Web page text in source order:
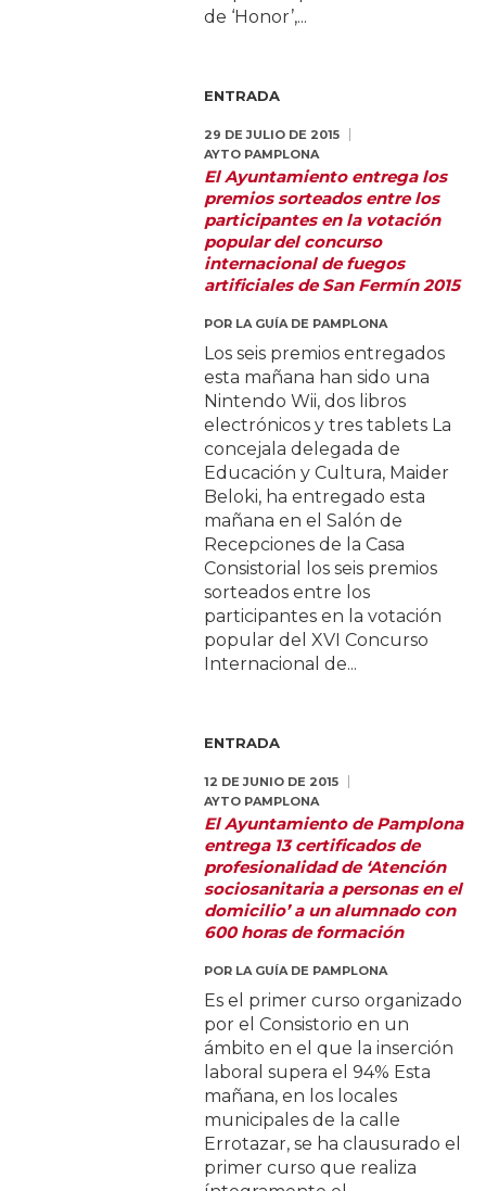
de ‘Honor’,...
ENTRADA
29 DE JULIO DE 2015
AYTO PAMPLONA
El Ayuntamiento entrega los
premios sorteados entre los
participantes en la votación
popular del concurso
internacional de fuegos
artificiales de San Fermín 2015
POR LA GUÍA DE PAMPLONA
Los seis premios entregados
esta mañana han sido una
Nintendo Wii, dos libros
electrónicos y tres tablets La
concejala delegada de
Educación y Cultura, Maider
Beloki, ha entregado esta
mañana en el Salón de
Recepciones de la Casa
Consistorial los seis premios
sorteados entre los
participantes en la votación
popular del XVI Concurso
Internacional de...
ENTRADA
12 DE JUNIO DE 2015
AYTO PAMPLONA
El Ayuntamiento de Pamplona
entrega 13 certificados de
profesionalidad de ‘Atención
sociosanitaria a personas en el
domicilio’ a un alumnado con
600 horas de formación
POR LA GUÍA DE PAMPLONA
Es el primer curso organizado
por el Consistorio en un
ámbito en el que la inserción
laboral supera el 94% Esta
mañana, en los locales
municipales de la calle
Errotazar, se ha clausurado el
primer curso que realiza